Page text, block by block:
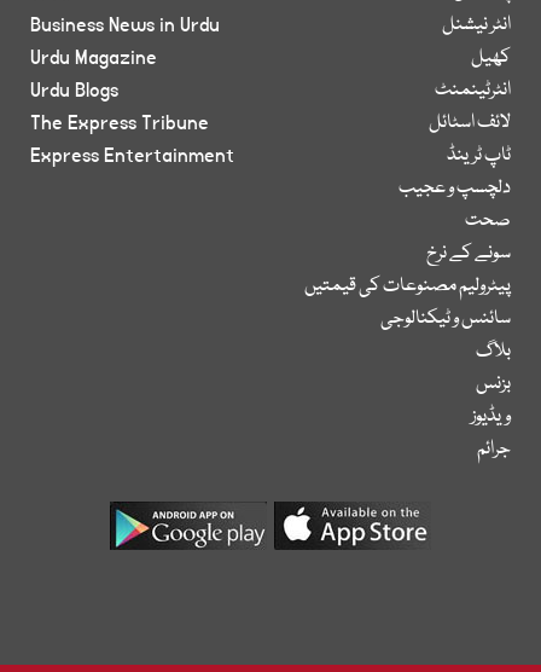
انٹر نیشنل
کھیل
انٹرٹینمنٹ
لائف اسٹائل
ٹاپ ٹرینڈ
دلچسپ و عجیب
صحت
سونے کے نرخ
پیٹرولیم مصنوعات کی قیمتیں
سائنس و ٹیکنالوجی
بلاگ
بزنس
ویڈیوز
جرائم
Business News in Urdu
Urdu Magazine
Urdu Blogs
The Express Tribune
Express Entertainment